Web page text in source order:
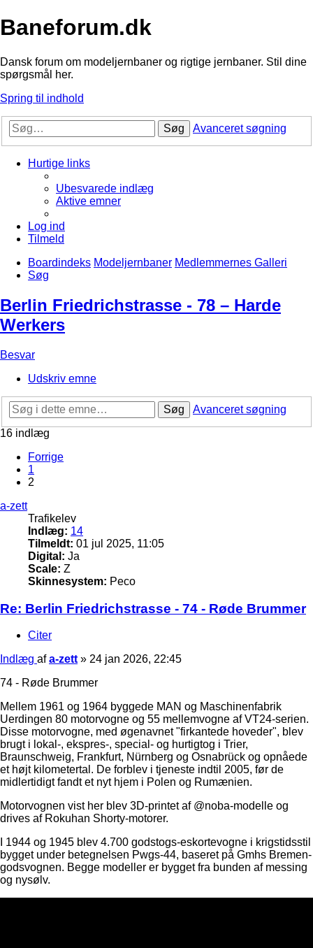
Baneforum.dk
Dansk forum om modeljernbaner og rigtige jernbaner. Stil dine
spørgsmål her.
Spring til indhold
Søg Avanceret søgning
Hurtige links
Ubesvarede indlæg
Aktive emner
Log ind
Tilmeld
Boardindeks Modeljernbaner Medlemmernes Galleri
Søg
Berlin Friedrichstrasse - 78 – Harde
Werkers
Besvar
Udskriv emne
Søg
Avanceret søgning
16 indlæg
Forrige
1
2
a-zett
Trafikelev
Indlæg: 14
Tilmeldt: 01 jul 2025, 11:05
Digital: Ja
Scale: Z
Skinnesystem: Peco
Re: Berlin Friedrichstrasse - 74 - Røde Brummer
Citer
Indlæg afa-zett » 24 jan 2026, 22:45
74 - Røde Brummer
Mellem 1961 og 1964 byggede MAN og Maschinenfabrik
Uerdingen 80 motorvogne og 55 mellemvogne af VT24-serien.
Disse motorvogne, med øgenavnet "firkantede hoveder", blev
brugt i lokal-, ekspres-, special- og hurtigtog i Trier,
Braunschweig, Frankfurt, Nürnberg og Osnabrück og opnåede
et højt kilometertal. De forblev i tjeneste indtil 2005, før de
midlertidigt fandt et nyt hjem i Polen og Rumænien.
Motorvognen vist her blev 3D-printet af @noba-modelle og
drives af Rokuhan Shorty-motorer.
I 1944 og 1945 blev 4.700 godstogs-eskortevogne i krigstidsstil
bygget under betegnelsen Pwgs-44, baseret på Gmhs Bremen-
godsvognen. Begge modeller er bygget fra bunden af ​​messing
og nysølv.